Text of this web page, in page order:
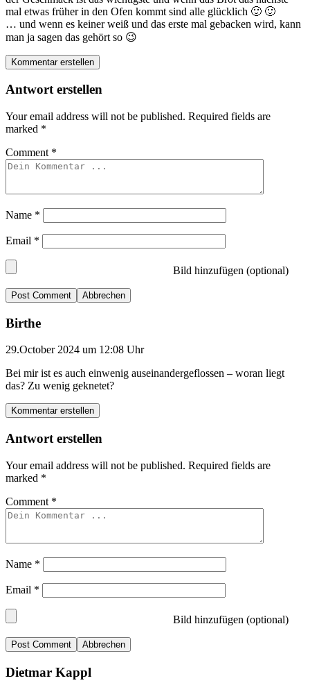
mal etwas früher in den Ofen kommt sind alle glücklich 🙂 🙂
… und wenn es keiner weiß und das erste mal gebacken wird, kann
man ja sagen das gehört so 😉
Kommentar erstellen
Antwort erstellen
Your email address will not be published. Required fields are
marked *
Comment *
Name *
Email *
Bild hinzufügen (optional)
Abbrechen
Birthe
29.October 2024 um 12:08 Uhr
Bei mir ist es auch einwenig auseinandergeflossen – woran liegt
das? Zu wenig geknetet?
Kommentar erstellen
Antwort erstellen
Your email address will not be published. Required fields are
marked *
Comment *
Name *
Email *
Bild hinzufügen (optional)
Abbrechen
Dietmar Kappl